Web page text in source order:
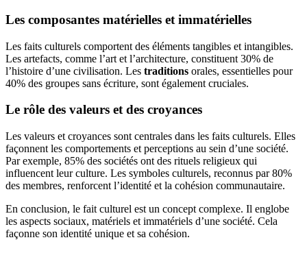
Les composantes matérielles et immatérielles
Les faits culturels comportent des éléments tangibles et intangibles.
Les artefacts, comme l’art et l’architecture, constituent 30% de
l’histoire d’une civilisation. Les traditions orales, essentielles pour
40% des groupes sans écriture, sont également cruciales.
Le rôle des valeurs et des croyances
Les valeurs et croyances sont centrales dans les faits culturels. Elles
façonnent les comportements et perceptions au sein d’une société.
Par exemple, 85% des sociétés ont des rituels religieux qui
influencent leur culture. Les symboles culturels, reconnus par 80%
des membres, renforcent l’identité et la cohésion communautaire.
En conclusion, le fait culturel est un concept complexe. Il englobe
les aspects sociaux, matériels et immatériels d’une société. Cela
façonne son identité unique et sa cohésion.